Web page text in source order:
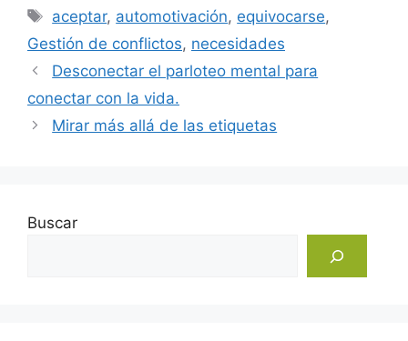
Etiquetas
aceptar, automotivación, equivocarse,
Gestión de conflictos, necesidades
Desconectar el parloteo mental para
conectar con la vida.
Mirar más allá de las etiquetas
Buscar